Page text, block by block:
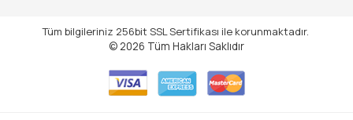
Tüm bilgileriniz 256bit SSL Sertifikası ile korunmaktadır.
© 2026 Tüm Hakları Saklıdır